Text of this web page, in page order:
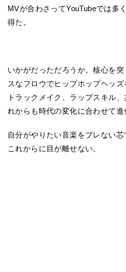
MVが合わさってYouTubeでは多
得た。
いかがだっただろうか。核心を
スなフロウでヒップホップヘッズ
トラックメイク、ラップスキル
れからも時代の変化に合わせて進
自分がやりたい音楽をブレない
これからに目が離せない。